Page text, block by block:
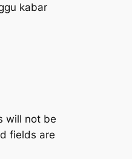
kabar
will not be
fields are